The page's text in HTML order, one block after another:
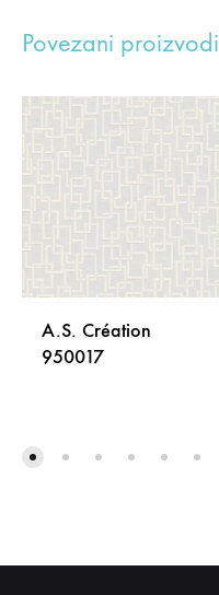
Povezani proizvodi
A.S. Création
950017